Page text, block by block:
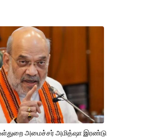
அமைச்சர் அமித்ஷா இரண்டு